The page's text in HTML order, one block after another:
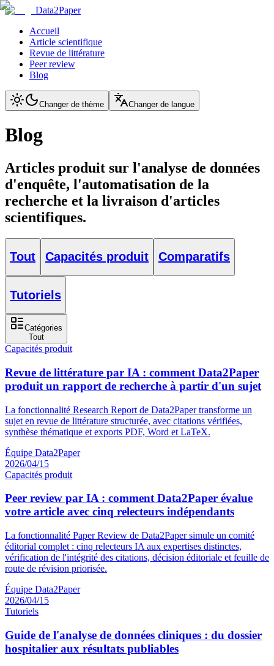
Data2Paper
Accueil
Article scientifique
Revue de littérature
Peer review
Blog
Changer de thème Changer de langue
Blog
Articles produit sur l'analyse de données
d'enquête, l'automatisation de la
recherche et la livraison d'articles
scientifiques.
Tout Capacités produit Comparatifs
Tutoriels
Catégories
Tout
Capacités produit
Revue de littérature par IA : comment Data2Paper
produit un rapport de recherche à partir d'un sujet
La fonctionnalité Research Report de Data2Paper transforme un
sujet en revue de littérature structurée, avec citations vérifiées,
synthèse thématique et exports PDF, Word et LaTeX.
Équipe Data2Paper
2026/04/15
Capacités produit
Peer review par IA : comment Data2Paper évalue
votre article avec cinq relecteurs indépendants
La fonctionnalité Paper Review de Data2Paper simule un comité
éditorial complet : cinq relecteurs IA aux expertises distinctes,
vérification de l'intégrité des citations, décision éditoriale et feuille de
route de révision priorisée.
Équipe Data2Paper
2026/04/15
Tutoriels
Guide de l'analyse de données cliniques : du dossier
hospitalier aux résultats publiables